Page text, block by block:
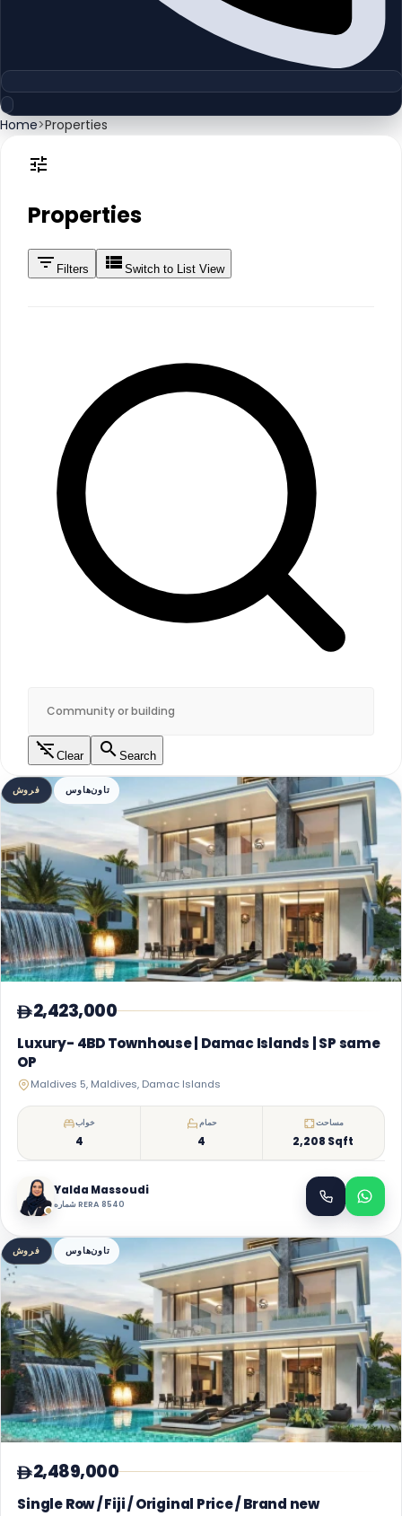
Home>Properties
Properties
Filters Switch to List View
Clear Search
فروش تاون‌هاوس
2,423,000
Luxury- 4BD Townhouse | Damac Islands | SP same
OP
Maldives 5, Maldives, Damac Islands
خواب
4
حمام
4
مساحت
2,208 Sqft
Yalda Massoudi
شماره RERA 8540
فروش تاون‌هاوس
2,489,000
Single Row / Fiji / Original Price / Brand new